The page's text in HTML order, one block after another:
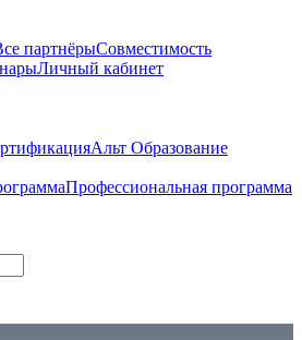
партнёрыСовместимость
Личный кабинет
Альт Образование
Профессиональная программа